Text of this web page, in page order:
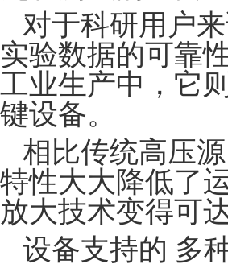
对于科研用户
实验数据的可靠
工业生产中，它
键设备。
相比传统高压
特性大大降低了
放大技术变得可达
设备支持的 多